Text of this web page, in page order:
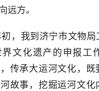
远方。
我到济宁市文物局
文化遗产的申报工
传承大运河文化，既
故事，挖掘运河文化